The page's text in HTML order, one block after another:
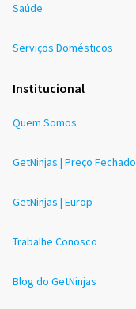
Saúde
Serviços Domésticos
Institucional
Quem Somos
GetNinjas | Preço Fechado
GetNinjas | Europ
Trabalhe Conosco
Blog do GetNinjas